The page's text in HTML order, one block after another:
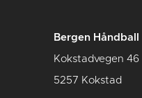
Bergen Håndball
Kokstadvegen 46
5257 Kokstad